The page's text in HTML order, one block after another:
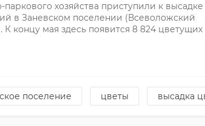
хозяйства приступили к высадке
в Заневском поселении (Всеволожский
К концу мая здесь появится 8 824 цветущих
поселение цветы высадка